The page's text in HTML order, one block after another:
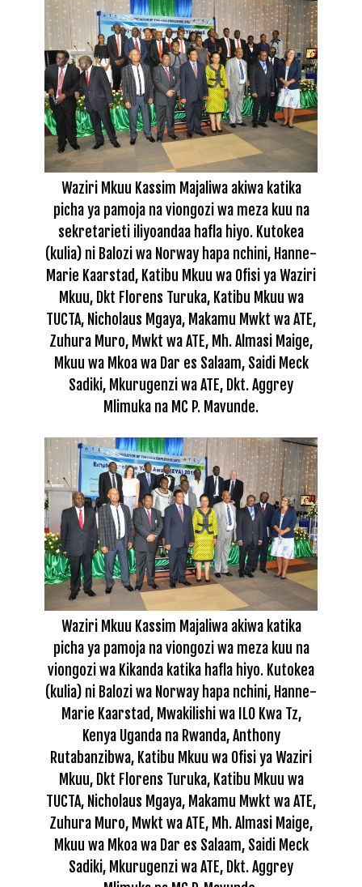
Waziri Mkuu Kassim Majaliwa akiwa katika
picha ya pamoja na viongozi wa meza kuu na
sekretarieti iliyoandaa hafla hiyo. Kutokea
(kulia) ni Balozi wa Norway hapa nchini, Hanne-
Marie Kaarstad, Katibu Mkuu wa Ofisi ya Waziri
Mkuu, Dkt Florens Turuka, Katibu Mkuu wa
TUCTA, Nicholaus Mgaya, Makamu Mwkt wa ATE,
Zuhura Muro, Mwkt wa ATE, Mh. Almasi Maige,
Mkuu wa Mkoa wa Dar es Salaam, Saidi Meck
Sadiki, Mkurugenzi wa ATE, Dkt. Aggrey
Mlimuka na MC P. Mavunde.
Waziri Mkuu Kassim Majaliwa akiwa katika
picha ya pamoja na viongozi wa meza kuu na
viongozi wa Kikanda katika hafla hiyo. Kutokea
(kulia) ni Balozi wa Norway hapa nchini, Hanne-
Marie Kaarstad, Mwakilishi wa ILO Kwa Tz,
Kenya Uganda na Rwanda, Anthony
Rutabanzibwa, Katibu Mkuu wa Ofisi ya Waziri
Mkuu, Dkt Florens Turuka, Katibu Mkuu wa
TUCTA, Nicholaus Mgaya, Makamu Mwkt wa ATE,
Zuhura Muro, Mwkt wa ATE, Mh. Almasi Maige,
Mkuu wa Mkoa wa Dar es Salaam, Saidi Meck
Sadiki, Mkurugenzi wa ATE, Dkt. Aggrey